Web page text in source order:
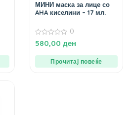
МИНИ маска за лице со
AHA киселини – 17 мл.
0
од
0
580,00 ден
Прочитај повеќе